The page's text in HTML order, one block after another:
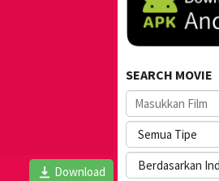
Download
SEARCH MOVIE